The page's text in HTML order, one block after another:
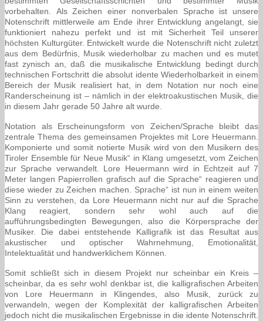
vorbehalten. Als Zeichen einer nonverbalen Sprache ist unsere
Notenschrift mittlerweile am Ende ihrer Entwicklung angelangt, sie
funktioniert nahezu perfekt und ist mit Sicherheit Teil unserer
höchsten Kulturgüter. Entwickelt wurde die Notenschrift nicht zuletzt
aus dem Bedürfnis, Musik wiederholbar zu machen und es mutet
fast zynisch an, daß die musikalische Entwicklung bedingt durch
technischen Fortschritt die absolut idente Wiederholbarkeit in einem
Bereich der Musik realisiert hat, in dem Notation nur noch eine
Randerscheinung ist – nämlich in der elektroakustischen Musik, die
in diesem Jahr gerade 50 Jahre alt wurde.
Notation als Erscheinungsform von Zeichen/Sprache bleibt das
zentrale Thema des gemeinsamen Projektes mit Lore Heuermann.
Komponierte und somit notierte Musik wird von den Musikern des
Tiroler Ensemble für Neue Musik“ in Klang umgesetzt, vom Zeichen
zur Sprache verwandelt. Lore Heuermann wird in Echtzeit auf 7
Meter langen Papierrollen grafisch auf die Sprache“ reagieren und
diese wieder zu Zeichen machen. Sprache“ ist nun in einem weiten
Sinn zu verstehen, da Lore Heuermann nicht nur auf die Sprache
Klang reagiert, sondern sehr wohl auch auf die
aufführungsbedingten Bewegungen, also die Körpersprache der
Musiker. Die dabei entstehende Kalligrafik ist das Resultat aus
akustischer und optischer Wahrnehmung, Emotionalität,
Intelektualität und handwerklichem Können.
Somit schließt sich in diesem Projekt nur scheinbar ein Kreis –
scheinbar, da es sehr wohl denkbar ist, die kalligrafischen Arbeiten
von Lore Heuermann in Klingendes, also Musik, zurück zu
verwandeln, wegen der Komplexität der kalligrafischen Arbeiten
jedoch nicht die musikalischen Ergebnisse in die idente Notenschrift.